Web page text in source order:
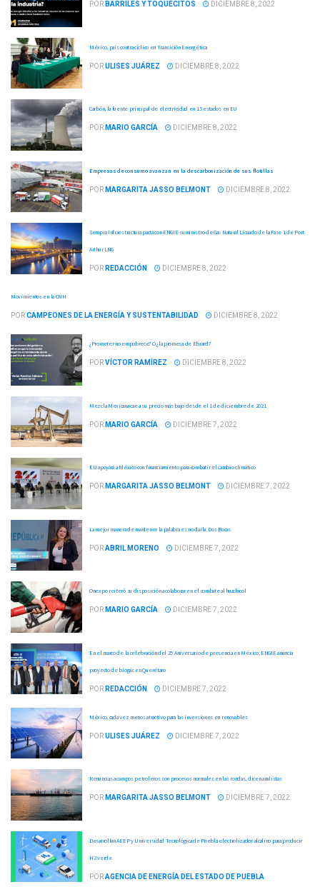
POR BARRILES Y TOQUECITOS DICIEMBRE 8, 2022
México, país contra-cíclico en Transición Energética
PORULISES JUÁREZ DICIEMBRE 8, 2022
Carbón, la fuente principal de electricidad en 15 estados en EU
POR MARIO GARCÍA DICIEMBRE 8, 2022
Empresas de consumo avanzan en la descarbonización de sus flotillas
POR MARGARITA JASSO BELMONT DICIEMBRE 8, 2022
Sempra Infraestructura pacta con ENGIE suministro de Gas Natural Licuado de la Fase 1 de Port
Arthur LNG
POR REDACCIÓN DICIEMBRE 8, 2022
Movimientos en la CNH
PORCAMPEONES DE LA ENERGÍA Y SUSTENTABILIDAD DICIEMBRE 8, 2022
¿Prometer no empobrece? O ¿la promesa de Ebrard?
PORVÍCTOR RAMÍREZ DICIEMBRE 8, 2022
Mezcla Mexicana cae a su precio más bajo desde el 1 de diciembre de 2021
POR MARIO GARCÍA DICIEMBRE 7, 2022
EU apoyará a México con financiamiento para combatir el cambio climático
POR MARGARITA JASSO BELMONT DICIEMBRE 7, 2022
La mejor manera de mantener la palabra es no darla. Dos Bocas
PORABRIL MORENO DICIEMBRE 7, 2022
Onexpo reiteró su disposición a colaborar en el combate al huachicol
POR MARIO GARCÍA DICIEMBRE 7, 2022
En el marco de la celebración del 25 Aniversario de presencia en México, ENGIE anuncia
proyecto de biogás en Querétaro
POR REDACCIÓN DICIEMBRE 7, 2022
México, cada vez menos atractivo para las inversiones en renovables
PORULISES JUÁREZ DICIEMBRE 7, 2022
Renuncias a campos petroleros son procesos normales en las rondas, dicen analistas
POR MARGARITA JASSO BELMONT DICIEMBRE 7, 2022
Desarrollan AEEP y Universidad Tecnológica de Puebla electrolizador alcalino para producir
H2 verde
PORAGENCIA DE ENERGÍA DEL ESTADO DE PUEBLA